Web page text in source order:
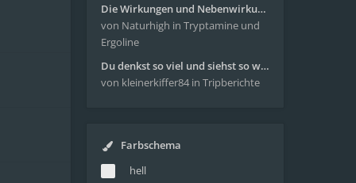
Die Wirkungen und Nebenwirkungen von LSD
von Naturhigh in Tryptamine und
Ergoline
Du denkst so viel und siehst so wenig - wunderbare Reise mit 4g Pilze
von kleinerkiffer84 in Tripberichte
Farbschema
hell